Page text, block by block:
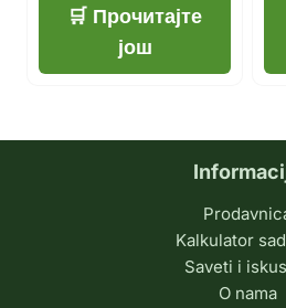
Прочитајте
још
Kalkulator
Saveti i
O nama